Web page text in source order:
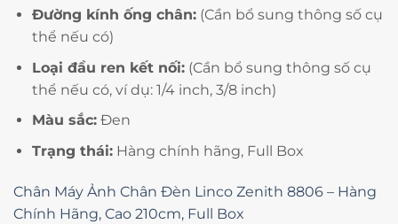
Đường kính ống chân:(Cần bổ sung thông số cụ
thể nếu có)
Loại đầu ren kết nối:(Cần bổ sung thông số cụ
thể nếu có, ví dụ: 1/4 inch, 3/8 inch)
Màu sắc:Đen
Trạng thái:Hàng chính hãng, Full Box
Chân Máy Ảnh Chân Đèn Linco Zenith 8806 – Hàng
Chính Hãng, Cao 210cm, Full Box